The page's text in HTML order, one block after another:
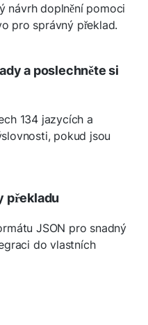
návrh doplnění pomoci
pro správný překlad.
a poslechněte si
134 jazycích a
pokud jsou
překladu
JSON pro snadný
do vlastních